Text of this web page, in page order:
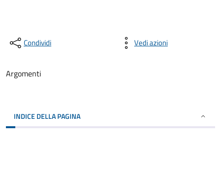
Condividi Vedi azioni
Argomenti
INDICE DELLA PAGINA